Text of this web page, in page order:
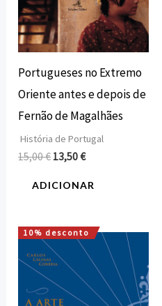
Portugueses no Extremo
Oriente antes e depois de
Fernão de Magalhães
História de Portugal
15,00€ 13,50€
ADICIONAR
10% desconto
O
preço
original
12,00 €.
O
preço
atual
10,80 €.